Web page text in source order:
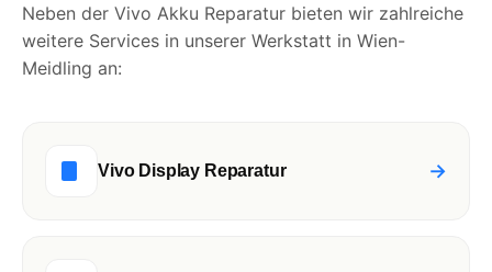
Neben der Vivo Akku Reparatur bieten wir zahlreiche
weitere Services in unserer Werkstatt in Wien-
Meidling an:
Vivo Display Reparatur →